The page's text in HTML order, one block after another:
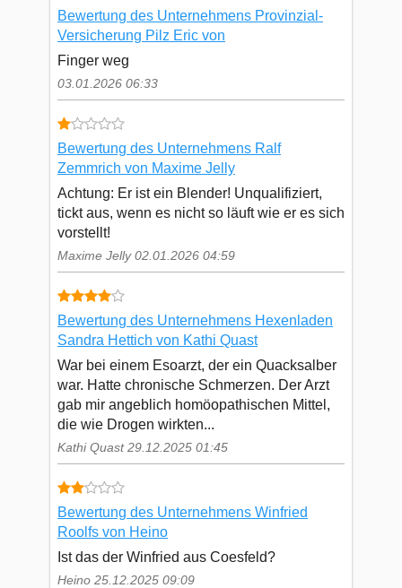
Bewertung des Unternehmens Provinzial-
Versicherung Pilz Eric von
Finger weg
03.01.2026 06:33
Bewertung des Unternehmens Ralf
Zemmrich von Maxime Jelly
Achtung: Er ist ein Blender! Unqualifiziert,
tickt aus, wenn es nicht so läuft wie er es sich
vorstellt!
Maxime Jelly 02.01.2026 04:59
Bewertung des Unternehmens Hexenladen
Sandra Hettich von Kathi Quast
War bei einem Esoarzt, der ein Quacksalber
war. Hatte chronische Schmerzen. Der Arzt
gab mir angeblich homöopathischen Mittel,
die wie Drogen wirkten...
Kathi Quast 29.12.2025 01:45
Bewertung des Unternehmens Winfried
Roolfs von Heino
Ist das der Winfried aus Coesfeld?
Heino 25.12.2025 09:09